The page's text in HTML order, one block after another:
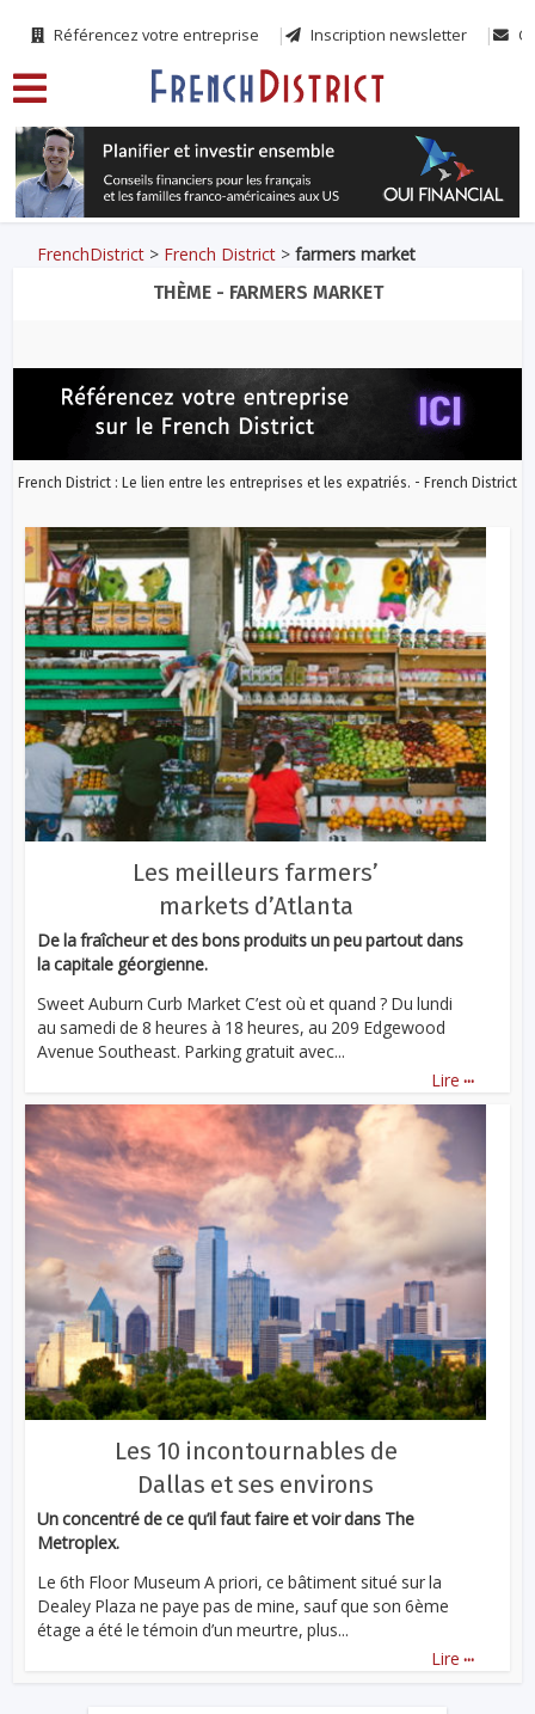
Référencez votre entreprise Inscription newsletter
FrenchDistrict > French District >farmers market
THÈME - FARMERS MARKET
French District : Le lien entre les entreprises et les expatriés. - French District
Les meilleurs farmers’
markets d’Atlanta
De la fraîcheur et des bons produits un peu partout dans
la capitale géorgienne.
Sweet Auburn Curb Market C’est où et quand ? Du lundi
au samedi de 8 heures à 18 heures, au 209 Edgewood
Avenue Southeast. Parking gratuit avec...
Lire ...
Les 10 incontournables de
Dallas et ses environs
Un concentré de ce qu’il faut faire et voir dans The
Metroplex.
Le 6th Floor Museum A priori, ce bâtiment situé sur la
Dealey Plaza ne paye pas de mine, sauf que son 6ème
étage a été le témoin d’un meurtre, plus...
Lire ...